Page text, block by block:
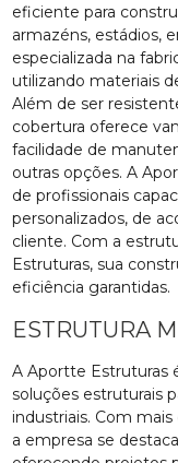
eficiente para
armazéns, estádios,
especializada na
utilizando materiais
Além de ser
cobertura oferece
facilidade de
outras opções. A
de profissionais
personalizados, de
cliente. Com a
Estruturas, sua
eficiência garantidas.
ESTRUTURA
A Aportte Estruturas
soluções estruturais
industriais. Com
a empresa se